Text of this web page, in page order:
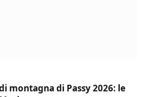
montagna di Passy 2026: le